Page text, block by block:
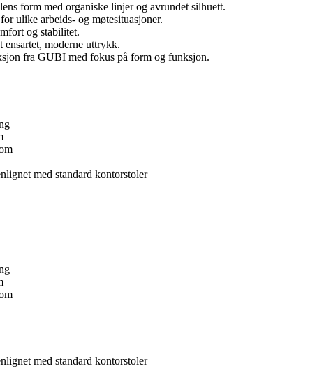
form med organiske linjer og avrundet silhuett.
ulike arbeids- og møtesituasjoner.
og stabilitet.
ensartet, moderne uttrykk.
fra GUBI med fokus på form og funksjon.
med standard kontorstoler
med standard kontorstoler